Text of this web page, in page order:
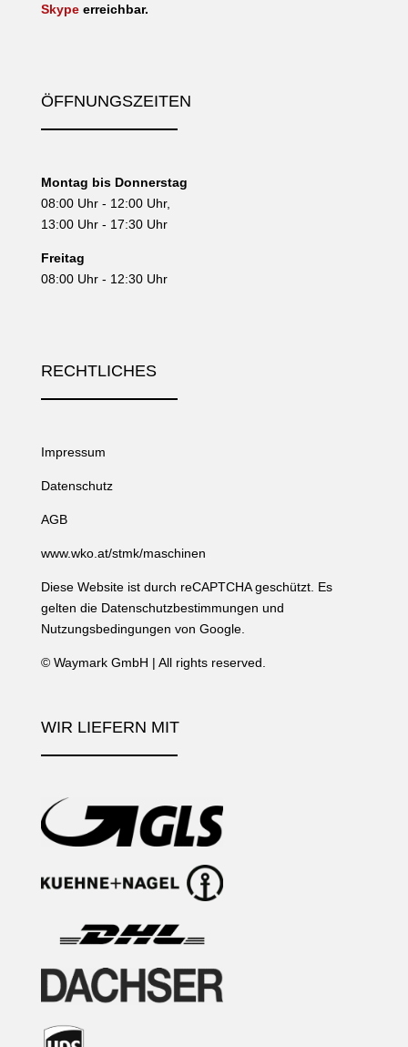
WIR LIEFERN MIT
Skypeerreichbar.
ÖFFNUNGSZEITEN
Montag bis Donnerstag
08:00 Uhr - 12:00 Uhr,
13:00 Uhr - 17:30 Uhr
Freitag
08:00 Uhr - 12:30 Uhr
RECHTLICHES
Impressum
Datenschutz
AGB
www.wko.at/stmk/maschinen
Diese Website ist durch reCAPTCHA geschützt. Es
gelten die Datenschutzbestimmungen und
Nutzungsbedingungen von Google.
© Waymark GmbH | All rights reserved.